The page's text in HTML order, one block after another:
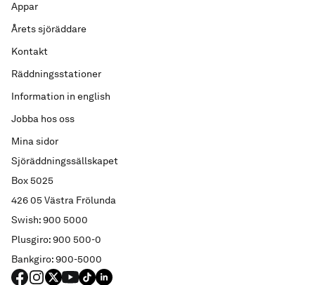
Sjöräddningssällskapet
Box 5025
426 05 Västra Frölunda
Swish: 900 5000
Plusgiro: 900 500-0
Bankgiro: 900-5000
Appar
Årets sjöräddare
Kontakt
Räddningsstationer
Information in english
Jobba hos oss
Mina sidor